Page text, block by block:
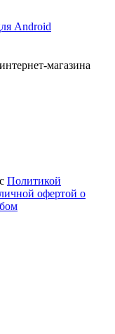
Android
магазина
Политикой
офертой о